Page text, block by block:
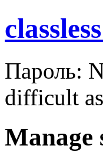
Пароль:
difficult
Manage